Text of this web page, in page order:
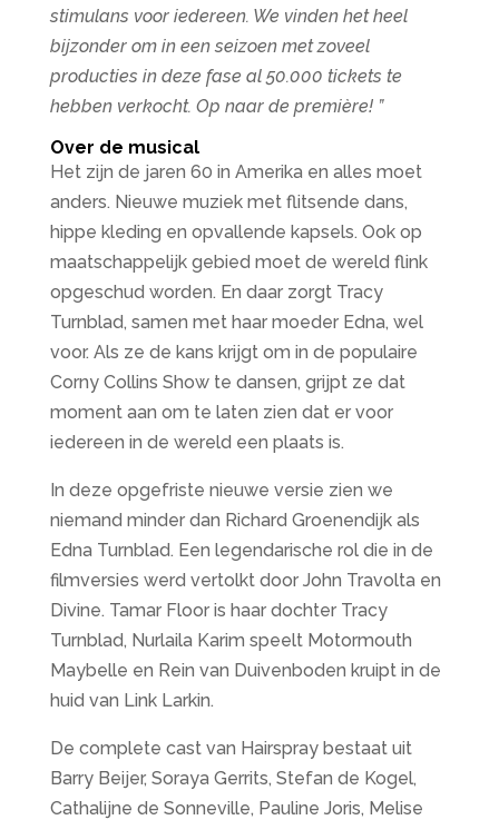
stimulans voor iedereen. We vinden het heel
bijzonder om in een seizoen met zoveel
producties in deze fase al 50.000 tickets te
hebben verkocht. Op naar de première! ”
Over de musical
Het zijn de jaren 60 in Amerika en alles moet
anders. Nieuwe muziek met flitsende dans,
hippe kleding en opvallende kapsels. Ook op
maatschappelijk gebied moet de wereld flink
opgeschud worden. En daar zorgt Tracy
Turnblad, samen met haar moeder Edna, wel
voor. Als ze de kans krijgt om in de populaire
Corny Collins Show te dansen, grijpt ze dat
moment aan om te laten zien dat er voor
iedereen in de wereld een plaats is.
In deze opgefriste nieuwe versie zien we
niemand minder dan Richard Groenendijk als
Edna Turnblad. Een legendarische rol die in de
filmversies werd vertolkt door John Travolta en
Divine. Tamar Floor is haar dochter Tracy
Turnblad, Nurlaila Karim speelt Motormouth
Maybelle en Rein van Duivenboden kruipt in de
huid van Link Larkin.
De complete cast van Hairspray bestaat uit
Barry Beijer, Soraya Gerrits, Stefan de Kogel,
Cathalijne de Sonneville, Pauline Joris, Melise